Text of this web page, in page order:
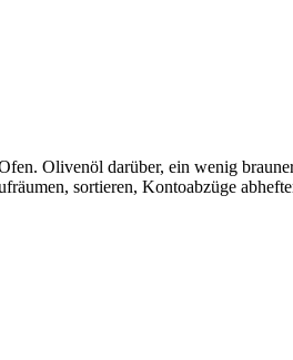
Olivenöl darüber, ein wenig
sortieren, Kontoabzüge